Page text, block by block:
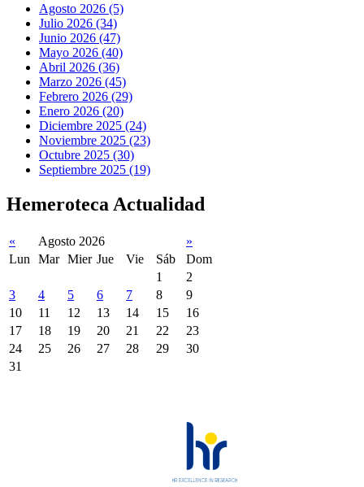
Agosto 2026 (5)
Julio 2026 (34)
Junio 2026 (47)
Mayo 2026 (40)
Abril 2026 (36)
Marzo 2026 (45)
Febrero 2026 (29)
Enero 2026 (20)
Diciembre 2025 (24)
Noviembre 2025 (23)
Octubre 2025 (30)
Septiembre 2025 (19)
Hemeroteca Actualidad
« Agosto 2026
»
Lun
Mar Mier Jue Vie Sáb
Dom
1
2
3
4 5 6 7 8
9
10
11 12 13 14 15
16
17
18 19 20 21 22
23
24
25 26 27 28 29
30
31